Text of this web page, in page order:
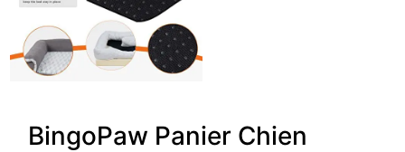
BingoPaw Panier Chien